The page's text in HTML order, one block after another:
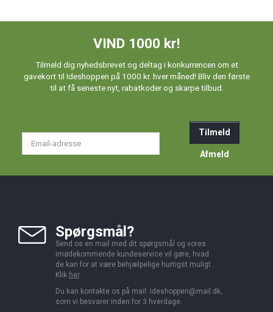
VIND 1000 kr!
Tilmeld dig nyhedsbrevet og deltag i konkurrencen om et
gavekort til Ideshoppen på 1000 kr. hver måned! Bliv den første
til at få seneste nyt, rabatkoder og skarpe tilbud.
Tilmeld
Afmeld
Spørgsmål?
Send os en mail med dit spørgsmål og vores
imødekommende kundeservice vil gøre, hvad
de kan for at være behjælpelige hurtigst muligt.
Klik her.
Du kan kontakte os på mail: ideshoppen@mail.dk,
som vi besvarer inden for 3 hverdage.